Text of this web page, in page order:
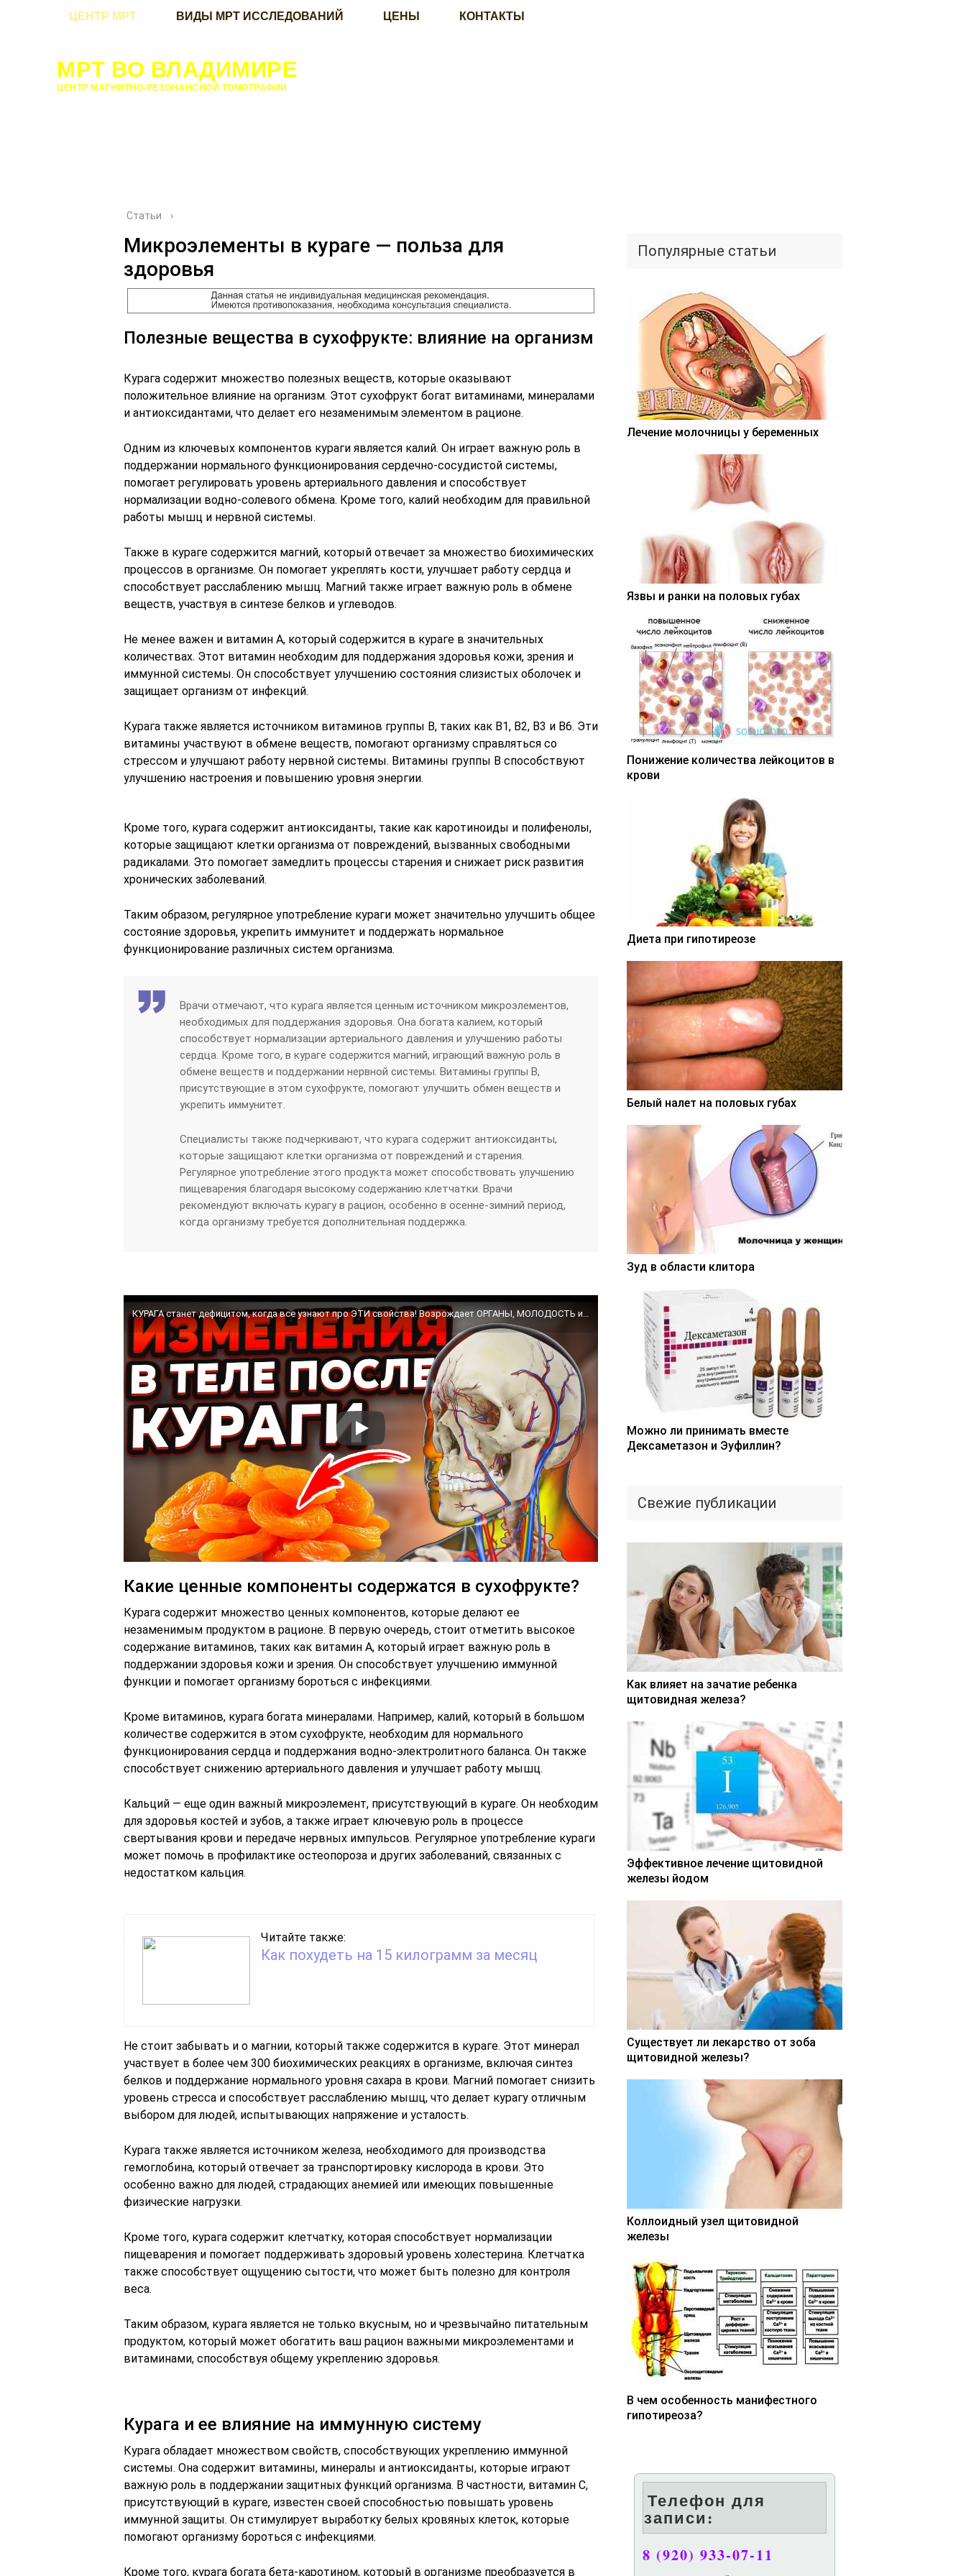
ЦЕНТР МРТ ВИДЫ МРТ ИССЛЕДОВАНИЙ ЦЕНЫ КОНТАКТЫ
МРТ ВО ВЛАДИМИРЕ
ЦЕНТР МАГНИТНО-РЕЗОНАНСНОЙ ТОМОГРАФИИ
Статьи ›
Микроэлементы в кураге — польза для
здоровья
Полезные вещества в сухофрукте: влияние на организм
Курага содержит множество полезных веществ, которые оказывают
положительное влияние на организм. Этот сухофрукт богат витаминами, минералами
и антиоксидантами, что делает его незаменимым элементом в рационе.
Одним из ключевых компонентов кураги является калий. Он играет важную роль в
поддержании нормального функционирования сердечно-сосудистой системы,
помогает регулировать уровень артериального давления и способствует
нормализации водно-солевого обмена. Кроме того, калий необходим для правильной
работы мышц и нервной системы.
Также в кураге содержится магний, который отвечает за множество биохимических
процессов в организме. Он помогает укреплять кости, улучшает работу сердца и
способствует расслаблению мышц. Магний также играет важную роль в обмене
веществ, участвуя в синтезе белков и углеводов.
Не менее важен и витамин А, который содержится в кураге в значительных
количествах. Этот витамин необходим для поддержания здоровья кожи, зрения и
иммунной системы. Он способствует улучшению состояния слизистых оболочек и
защищает организм от инфекций.
Курага также является источником витаминов группы B, таких как B1, B2, B3 и B6. Эти
витамины участвуют в обмене веществ, помогают организму справляться со
стрессом и улучшают работу нервной системы. Витамины группы B способствуют
улучшению настроения и повышению уровня энергии.
Кроме того, курага содержит антиоксиданты, такие как каротиноиды и полифенолы,
которые защищают клетки организма от повреждений, вызванных свободными
радикалами. Это помогает замедлить процессы старения и снижает риск развития
хронических заболеваний.
Таким образом, регулярное употребление кураги может значительно улучшить общее
состояние здоровья, укрепить иммунитет и поддержать нормальное
функционирование различных систем организма.
Врачи отмечают, что курага является ценным источником микроэлементов,
необходимых для поддержания здоровья. Она богата калием, который
способствует нормализации артериального давления и улучшению работы
сердца. Кроме того, в кураге содержится магний, играющий важную роль в
обмене веществ и поддержании нервной системы. Витамины группы B,
присутствующие в этом сухофрукте, помогают улучшить обмен веществ и
укрепить иммунитет.
Специалисты также подчеркивают, что курага содержит антиоксиданты,
которые защищают клетки организма от повреждений и старения.
Регулярное употребление этого продукта может способствовать улучшению
пищеварения благодаря высокому содержанию клетчатки. Врачи
рекомендуют включать курагу в рацион, особенно в осенне-зимний период,
когда организму требуется дополнительная поддержка.
Какие ценные компоненты содержатся в сухофрукте?
Курага содержит множество ценных компонентов, которые делают ее
незаменимым продуктом в рационе. В первую очередь, стоит отметить высокое
содержание витаминов, таких как витамин A, который играет важную роль в
поддержании здоровья кожи и зрения. Он способствует улучшению иммунной
функции и помогает организму бороться с инфекциями.
Кроме витаминов, курага богата минералами. Например, калий, который в большом
количестве содержится в этом сухофрукте, необходим для нормального
функционирования сердца и поддержания водно-электролитного баланса. Он также
способствует снижению артериального давления и улучшает работу мышц.
Кальций — еще один важный микроэлемент, присутствующий в кураге. Он необходим
для здоровья костей и зубов, а также играет ключевую роль в процессе
свертывания крови и передаче нервных импульсов. Регулярное употребление кураги
может помочь в профилактике остеопороза и других заболеваний, связанных с
недостатком кальция.
Читайте также:
Как похудеть на 15 килограмм за месяц
Не стоит забывать и о магнии, который также содержится в кураге. Этот минерал
участвует в более чем 300 биохимических реакциях в организме, включая синтез
белков и поддержание нормального уровня сахара в крови. Магний помогает снизить
уровень стресса и способствует расслаблению мышц, что делает курагу отличным
выбором для людей, испытывающих напряжение и усталость.
Курага также является источником железа, необходимого для производства
гемоглобина, который отвечает за транспортировку кислорода в крови. Это
особенно важно для людей, страдающих анемией или имеющих повышенные
физические нагрузки.
Кроме того, курага содержит клетчатку, которая способствует нормализации
пищеварения и помогает поддерживать здоровый уровень холестерина. Клетчатка
также способствует ощущению сытости, что может быть полезно для контроля
веса.
Таким образом, курага является не только вкусным, но и чрезвычайно питательным
продуктом, который может обогатить ваш рацион важными микроэлементами и
витаминами, способствуя общему укреплению здоровья.
Курага и ее влияние на иммунную систему
Курага обладает множеством свойств, способствующих укреплению иммунной
системы. Она содержит витамины, минералы и антиоксиданты, которые играют
важную роль в поддержании защитных функций организма. В частности, витамин C,
присутствующий в кураге, известен своей способностью повышать уровень
иммунной защиты. Он стимулирует выработку белых кровяных клеток, которые
помогают организму бороться с инфекциями.
Кроме того, курага богата бета-каротином, который в организме преобразуется в
Популярные статьи
Лечение молочницы у беременных
Язвы и ранки на половых губах
Понижение количества лейкоцитов в
крови
Диета при гипотиреозе
Белый налет на половых губах
Зуд в области клитора
Можно ли принимать вместе
Дексаметазон и Эуфиллин?
Свежие публикации
Как влияет на зачатие ребенка
щитовидная железа?
Эффективное лечение щитовидной
железы йодом
Существует ли лекарство от зоба
щитовидной железы?
Коллоидный узел щитовидной
железы
В чем особенность манифестного
гипотиреоза?
Телефон для
записи:
8 (920) 933-07-11